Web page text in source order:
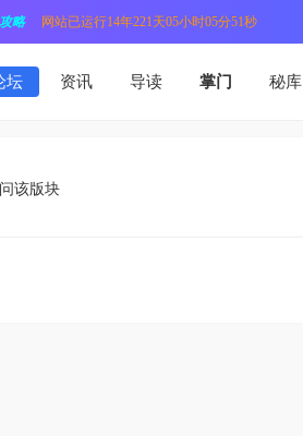
略 网站已运行14年221天05小时05分51秒
坛 资讯 导读 掌门 秘库
该版块